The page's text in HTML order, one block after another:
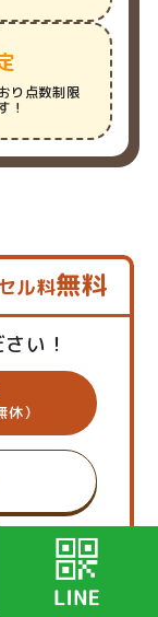
り点数制限
！
ル料無料
い！
）